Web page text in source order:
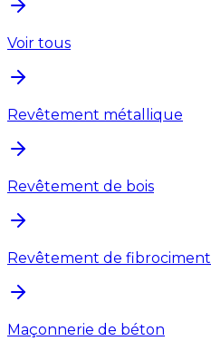
Voir tous
Revêtement métallique
Revêtement de bois
Revêtement de fibrociment
Maçonnerie de béton